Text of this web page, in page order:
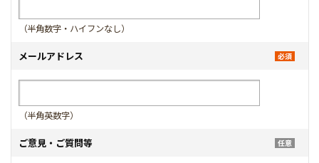
（半角数字・ハイフンなし）
メールアドレス
（半角英数字）
ご意見・ご質問等